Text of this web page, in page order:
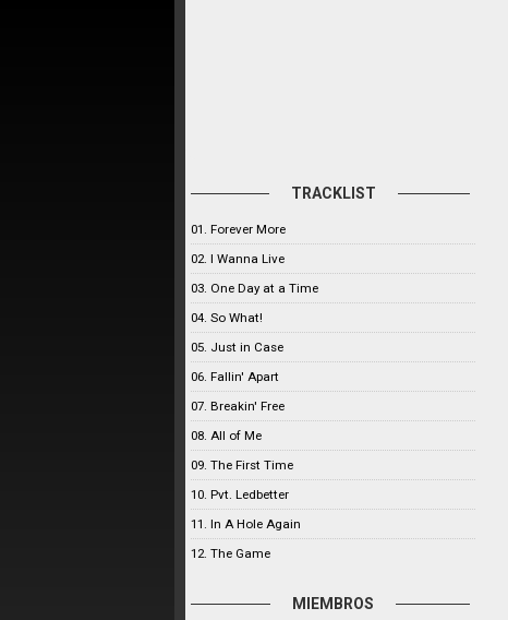
TRACKLIST
01. Forever More
02. I Wanna Live
03. One Day at a Time
04. So What!
05. Just in Case
06. Fallin' Apart
07. Breakin' Free
08. All of Me
09. The First Time
10. Pvt. Ledbetter
11. In A Hole Again
12. The Game
MIEMBROS